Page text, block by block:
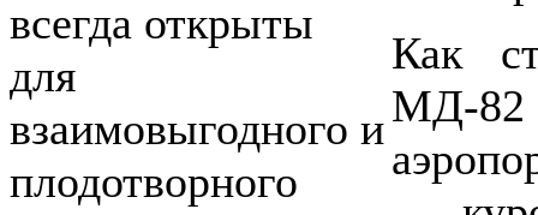
всегда открыты
для
взаимовыгодного и
плодотворного
Как
МД-